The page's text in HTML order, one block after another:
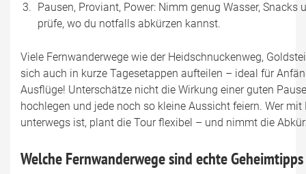
Pausen, Proviant, Power: Nimm genug Wasser,
prüfe, wo du notfalls abkürzen kannst.
Viele Fernwanderwege wie der Heidschnuckenweg,
sich auch in kurze Tagesetappen aufteilen – ideal für
Ausflüge! Unterschätze nicht die Wirkung einer guten
hochlegen und jede noch so kleine Aussicht feiern. Wer mit
unterwegs ist, plant die Tour flexibel – und nimmt die
Welche Fernwanderwege sind echte